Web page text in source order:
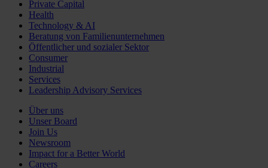
Private Capital
Health
Technology & AI
Beratung von Familienunternehmen
Öffentlicher und sozialer Sektor
Consumer
Industrial
Services
Leadership Advisory Services
Über uns
Unser Board
Join Us
Newsroom
Impact for a Better World
Careers